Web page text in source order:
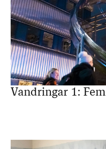
Vandringar 1: